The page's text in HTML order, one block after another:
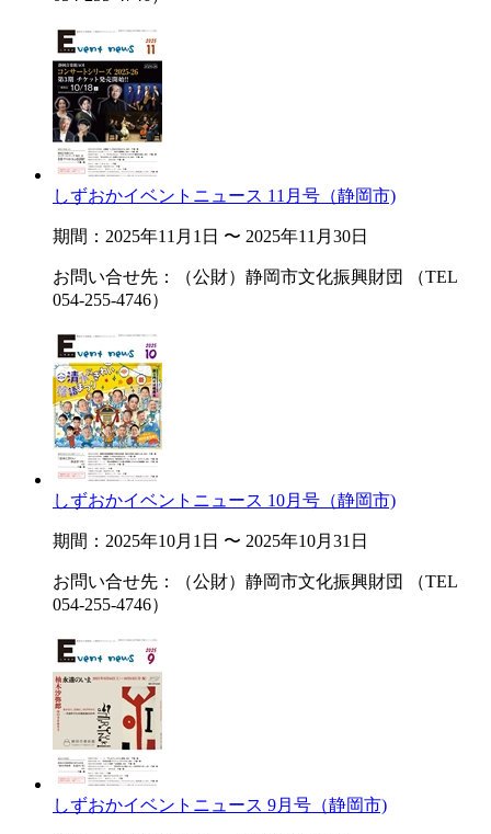
しずおかイベントニュース 11月号（静岡市)
期間：2025年11月1日 〜 2025年11月30日
お問い合せ先：（公財）静岡市文化振興財団 （TEL
054-255-4746）
しずおかイベントニュース 10月号（静岡市)
期間：2025年10月1日 〜 2025年10月31日
お問い合せ先：（公財）静岡市文化振興財団 （TEL
054-255-4746）
しずおかイベントニュース 9月号（静岡市)